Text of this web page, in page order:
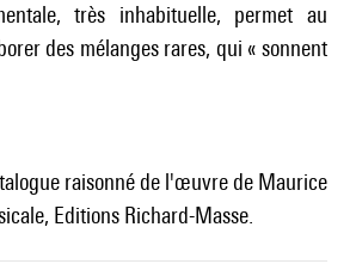
très inhabituelle, permet au
des mélanges rares, qui « sonnent
raisonné de l'œuvre de Maurice
Editions Richard-Masse.